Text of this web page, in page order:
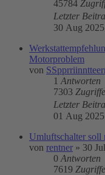
45784
Letzter
30 Aug
Motorproblem
von
1 Antworten
7303 Zugriffe
Letzter
01 Aug
Umluftschalter soll
von rentner » 30
0 Antworten
7619 Zugriffe